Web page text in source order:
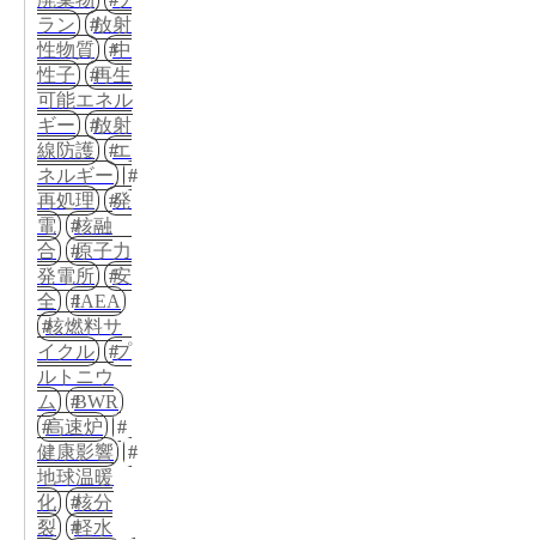
ラン
放射
性物質
中
性子
再生
可能エネル
ギー
放射
線防護
エ
ネルギー
再処理
発
電
核融
合
原子力
発電所
安
全
IAEA
核燃料サ
イクル
プ
ルトニウ
ム
BWR
高速炉
健康影響
地球温暖
化
核分
裂
軽水